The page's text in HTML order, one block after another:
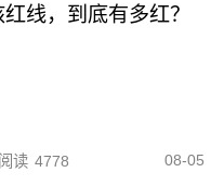
线，到底有多红？
阅读 4778 08-05